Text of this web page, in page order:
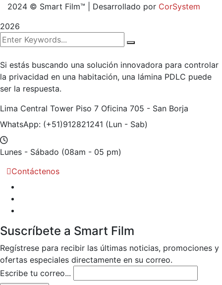
2024 © Smart Film™ | Desarrollado por CorSystem
2026
Si estás buscando una solución innovadora para controlar
la privacidad en una habitación, una lámina PDLC puede
ser la respuesta.
Lima Central Tower Piso 7 Oficina 705 - San Borja
WhatsApp: (+51)912821241 (Lun - Sab)
Lunes - Sábado (08am - 05 pm)
Contáctenos
Suscríbete a Smart Film
Regístrese para recibir las últimas noticias, promociones y
ofertas especiales directamente en su correo.
Escribe tu correo...